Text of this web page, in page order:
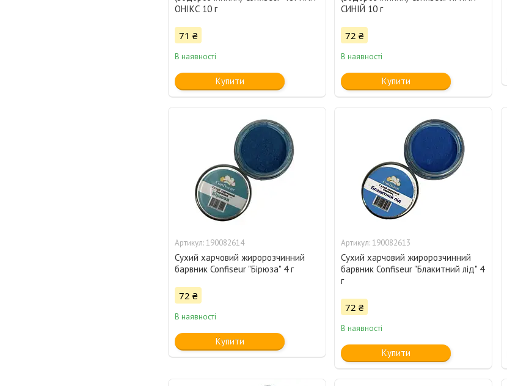
ОНІКС 10 г
71 ₴
В наявності
Купити
СИНІЙ 10 г
72 ₴
В наявності
Купити
190082614
Сухий харчовий жиророзчинний
барвник Confiseur "Бірюза" 4 г
72 ₴
В наявності
Купити
190082613
Сухий харчовий жиророзчинний
барвник Confiseur "Блакитний лід" 4
г
72 ₴
В наявності
Купити